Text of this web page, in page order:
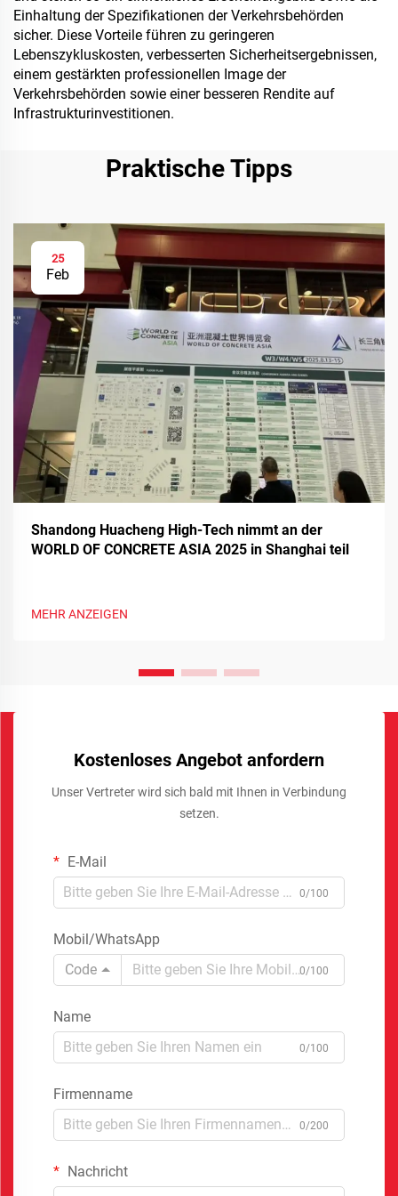
Einhaltung der Spezifikationen der Verkehrsbehörden
sicher. Diese Vorteile führen zu geringeren
Lebenszykluskosten, verbesserten Sicherheitsergebnissen,
einem gestärkten professionellen Image der
Verkehrsbehörden sowie einer besseren Rendite auf
Infrastrukturinvestitionen.
Praktische Tipps
25
Feb
Shandong Huacheng High-Tech nimmt an der
WORLD OF CONCRETE ASIA 2025 in Shanghai teil
MEHR ANZEIGEN
Kostenloses Angebot anfordern
Unser Vertreter wird sich bald mit Ihnen in Verbindung
setzen.
E-Mail
0/100
Mobil/WhatsApp
Code
0/100
Name
0/100
Firmenname
0/200
Nachricht